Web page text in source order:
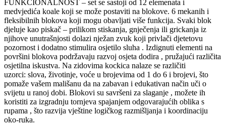
FUNKCIONALNOST – set se sastoji od 12 elemenata i
medvjedića koale koji se može postaviti na blokove. 6 mekanih i
fleksibilnih blokova koji mogu obavljati više funkcija. Svaki blok
djeluje kao piskač – prilikom stiskanja, gnječenja ili grickanja iz
njihove unutrašnjosti dolazi nježan zvuk koji privlači djetetovu
pozornost i dodatno stimulira osjetilo sluha . Izdignuti elementi na
površini blokova podržavaju razvoj osjeta dodira , pružajući različita
osjetilna iskustva. Na zidovima kockica nalaze se različiti
uzorci: slova, životinje, voće u brojevima od 1 do 6 i brojevi, što
pomaže vašem mališanu da na zabavan i edukativan način uči o
svijetu u ranoj dobi. Blokovi su savršeni za slaganje , možete ih
koristiti za izgradnju tornjeva spajanjem odgovarajućih oblika s
rupama , što razvija vještine logičkog razmišljanja i koordinaciju
oko-ruka.